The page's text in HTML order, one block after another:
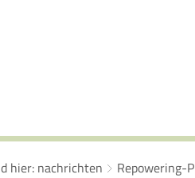
hier: nachrichten Repowering-